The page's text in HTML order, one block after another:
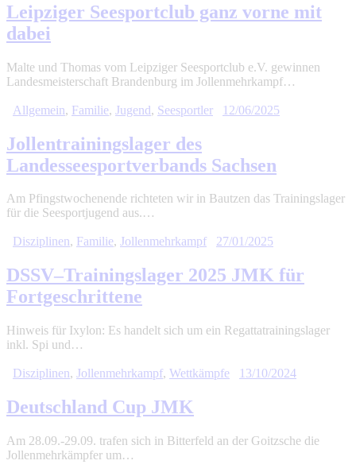
Leipziger Seesportclub ganz vorne mit
dabei
Malte und Thomas vom Leipziger Seesportclub e.V. gewinnen
Landesmeisterschaft Brandenburg im Jollenmehrkampf…
Allgemein, Familie, Jugend, Seesportler 12/06/2025
Jollentrainingslager des
Landesseesportverbands Sachsen
Am Pfingstwochenende richteten wir in Bautzen das Trainingslager
für die Seesportjugend aus.…
Disziplinen, Familie, Jollenmehrkampf 27/01/2025
DSSV–Trainingslager 2025 JMK für
Fortgeschrittene
Hinweis für Ixylon: Es handelt sich um ein Regattatrainingslager
inkl. Spi und…
Disziplinen, Jollenmehrkampf, Wettkämpfe 13/10/2024
Deutschland Cup JMK
Am 28.09.-29.09. trafen sich in Bitterfeld an der Goitzsche die
Jollenmehrkämpfer um…